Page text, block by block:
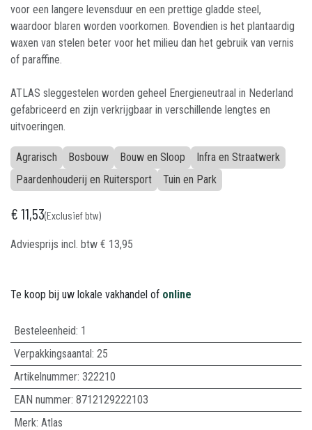
voor een langere levensduur en een prettige gladde steel,
waardoor blaren worden voorkomen. Bovendien is het plantaardig
waxen van stelen beter voor het milieu dan het gebruik van vernis
of paraffine.
ATLAS sleggestelen worden geheel Energieneutraal in Nederland
gefabriceerd en zijn verkrijgbaar in verschillende lengtes en
uitvoeringen.
Agrarisch Bosbouw Bouw en Sloop
Infra en Straatwerk
Paardenhouderij en Ruitersport
Tuin en Park
€11,53(Exclusief btw)
Adviesprijs incl. btw € 13,95
Te koop bij uw lokale vakhandel of online
Besteleenheid: 1
Verpakkingsaantal: 25
Artikelnummer: 322210
EAN nummer: 8712129222103
Merk: Atlas